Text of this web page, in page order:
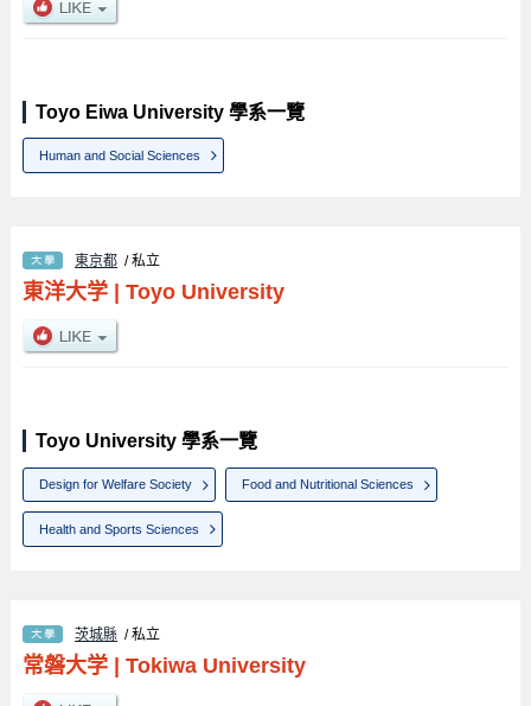
Toyo Eiwa University 學系一覽
Human and Social Sciences
東京都 / 私立
東洋大学| Toyo University
Toyo University 學系一覽
Design for Welfare Society Food and Nutritional Sciences
Health and Sports Sciences
茨城縣 / 私立
常磐大学| Tokiwa University